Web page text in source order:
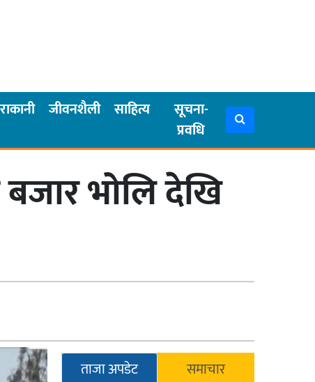
जीवनशैली साहित्य
सूचना-
प्रवधि
भोलि देखि
ताजा अपडेट समाचार